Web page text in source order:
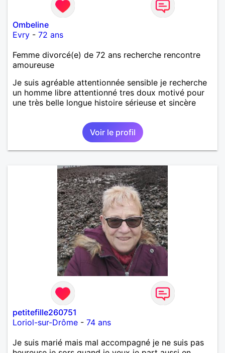
Ombeline
Evry - 72 ans
Femme divorcé(e) de 72 ans recherche rencontre
amoureuse
Je suis agréable attentionnée sensible je recherche
un homme libre attentionné tres doux motivé pour
une très belle longue histoire sérieuse et sincère
Voir le profil
petitefille260751
Loriol-sur-Drôme - 74 ans
Je suis marié mais mal accompagné je ne suis pas